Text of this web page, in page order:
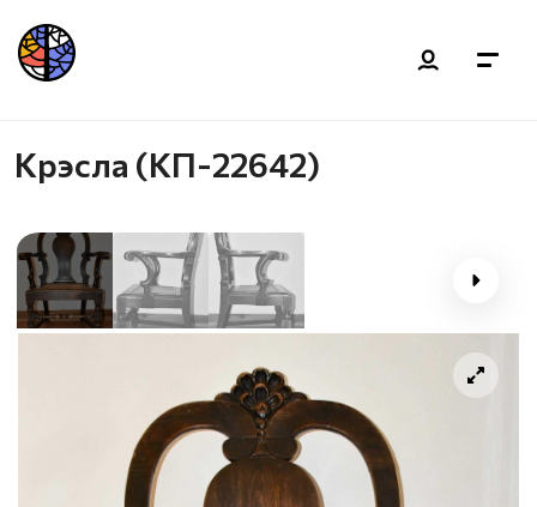
Крэсла (КП-22642)